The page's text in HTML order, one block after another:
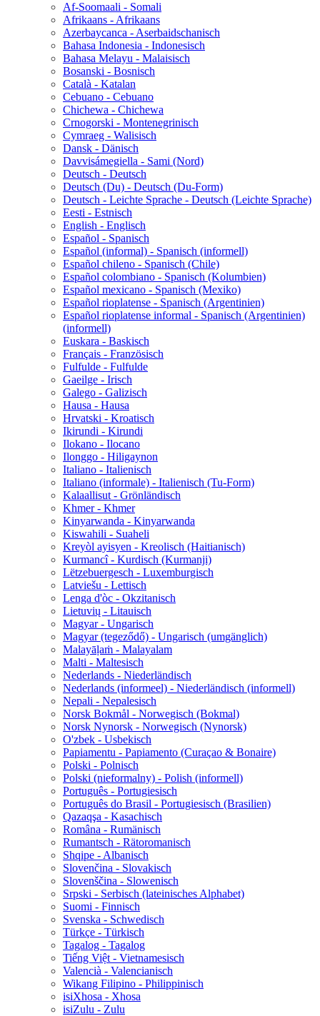
Af-Soomaali - Somali
Afrikaans - Afrikaans
Azerbaycanca - Aserbaidschanisch
Bahasa Indonesia - Indonesisch
Bahasa Melayu - Malaisisch
Bosanski - Bosnisch
Català - Katalan
Cebuano - Cebuano
Chichewa - Chichewa
Crnogorski - Montenegrinisch
Cymraeg - Walisisch
Dansk - Dänisch
Davvisámegiella - Sami (Nord)
Deutsch - Deutsch
Deutsch (Du) - Deutsch (Du-Form)
Deutsch - Leichte Sprache - Deutsch (Leichte Sprache)
Eesti - Estnisch
English - Englisch
Español - Spanisch
Español (informal) - Spanisch (informell)
Español chileno - Spanisch (Chile)
Español colombiano - Spanisch (Kolumbien)
Español mexicano - Spanisch (Mexiko)
Español rioplatense - Spanisch (Argentinien)
Español rioplatense informal - Spanisch (Argentinien)
(informell)
Euskara - Baskisch
Français - Französisch
Fulfulde - Fulfulde
Gaeilge - Irisch
Galego - Galizisch
Hausa - Hausa
Hrvatski - Kroatisch
Ikirundi - Kirundi
Ilokano - Ilocano
Ilonggo - Hiligaynon
Italiano - Italienisch
Italiano (informale) - Italienisch (Tu-Form)
Kalaallisut - Grönländisch
Khmer - Khmer
Kinyarwanda - Kinyarwanda
Kiswahili - Suaheli
Kreyòl ayisyen - Kreolisch (Haitianisch)
Kurmancî - Kurdisch (Kurmanji)
Lëtzebuergesch - Luxemburgisch
Latviešu - Lettisch
Lenga d'òc - Okzitanisch
Lietuvių - Litauisch
Magyar - Ungarisch
Magyar (tegeződő) - Ungarisch (umgänglich)
Malayāḷaṁ - Malayalam
Malti - Maltesisch
Nederlands - Niederländisch
Nederlands (informeel) - Niederländisch (informell)
Nepali - Nepalesisch
Norsk Bokmål - Norwegisch (Bokmal)
Norsk Nynorsk - Norwegisch (Nynorsk)
O'zbek - Usbekisch
Papiamentu - Papiamento (Curaçao & Bonaire)
Polski - Polnisch
Polski (nieformalny) - Polish (informell)
Português - Portugiesisch
Português do Brasil - Portugiesisch (Brasilien)
Qazaqşa - Kasachisch
Româna - Rumänisch
Rumantsch - Rätoromanisch
Shqipe - Albanisch
Slovenčina - Slovakisch
Slovenščina - Slowenisch
Srpski - Serbisch (lateinisches Alphabet)
Suomi - Finnisch
Svenska - Schwedisch
Türkçe - Türkisch
Tagalog - Tagalog
Tiếng Việt - Vietnamesisch
Valencià - Valencianisch
Wikang Filipino - Philippinisch
isiXhosa - Xhosa
isiZulu - Zulu